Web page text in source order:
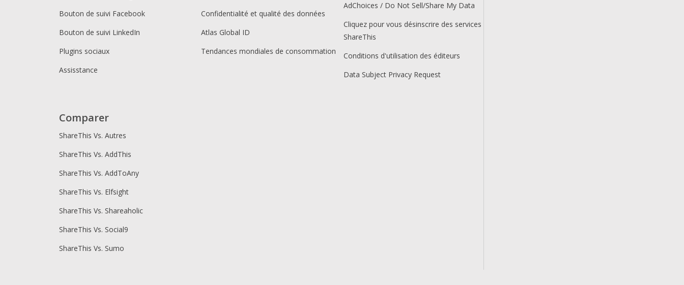
Bouton de suivi Facebook
Bouton de suivi LinkedIn
Plugins sociaux
Assisstance
Confidentialité et qualité des données
Atlas Global ID
Tendances mondiales de consommation
AdChoices / Do Not Sell/Share My Data
Cliquez pour vous désinscrire des services
ShareThis
Conditions d'utilisation des éditeurs
Data Subject Privacy Request
Comparer
ShareThis Vs. Autres
ShareThis Vs. AddThis
ShareThis Vs. AddToAny
ShareThis Vs. Elfsight
ShareThis Vs. Shareaholic
ShareThis Vs. Social9
ShareThis Vs. Sumo